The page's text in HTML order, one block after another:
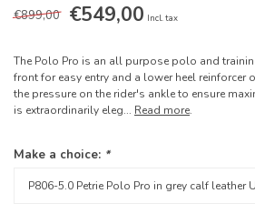
€899,00 €549,00 Incl. tax
The Polo Pro is an all purpose polo and
front for easy entry and a lower heel reinforcer
the pressure on the rider's ankle to ensure
is extraordinarily eleg... Read more.
Make a choice: *